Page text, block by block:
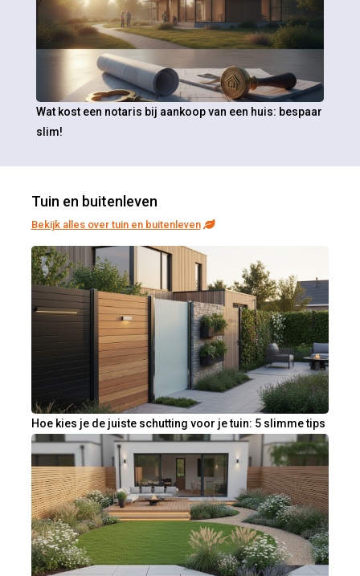
Wat kost een notaris bij aankoop van een huis: bespaar
slim!
Tuin en buitenleven
Bekijk alles over tuin en buitenleven
Hoe kies je de juiste schutting voor je tuin: 5 slimme tips